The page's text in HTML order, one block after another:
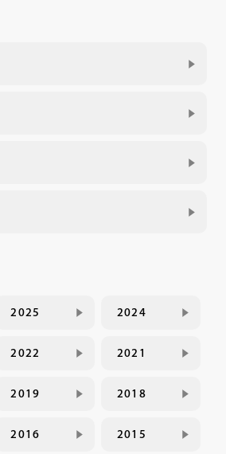
2025 2024
2022 2021
2019 2018
2016 2015